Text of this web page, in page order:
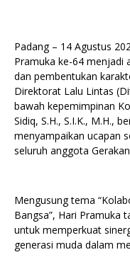
Padang – 14 Agustus
Pramuka ke-64 menjadi
dan pembentukan
Direktorat Lalu Lintas
bawah kepemimpinan
Sidiq, S.H., S.I.K., M.H.,
menyampaikan ucapan
seluruh anggota
Mengusung tema
Bangsa”, Hari Pramuka
untuk memperkuat
generasi muda dalam